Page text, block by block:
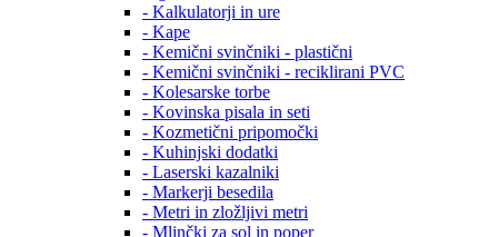
- Kalkulatorji in ure
- Kape
- Kemični svinčniki - plastični
- Kemični svinčniki - reciklirani PVC
- Kolesarske torbe
- Kovinska pisala in seti
- Kozmetični pripomočki
- Kuhinjski dodatki
- Laserski kazalniki
- Markerji besedila
- Metri in zložljivi metri
- Mlinčki za sol in poper